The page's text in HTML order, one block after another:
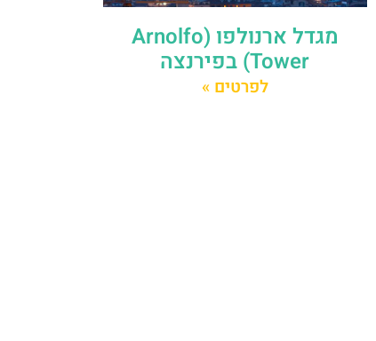
מגדל ארנולפו (Arnolfo
Tower) בפירנצה
לפרטים »